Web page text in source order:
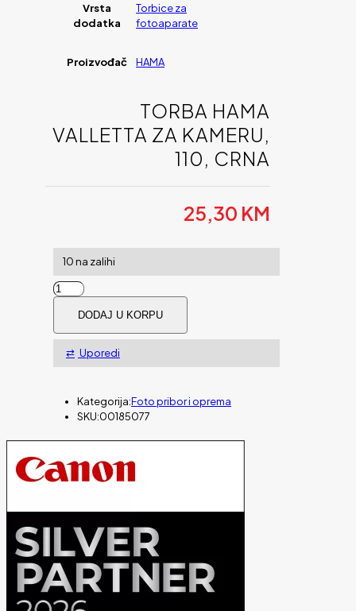
Vrsta
dodatka
Torbice za
fotoaparate
Proizvođač HAMA
TORBA HAMA
VALLETTA ZA KAMERU,
110, CRNA
25,30 KM
10 na zalihi
Torba
HAMA
Valletta
za
kameru,
DODAJ U KORPU
Uporedi
Kategorija:Foto pribor i oprema
SKU:00185077